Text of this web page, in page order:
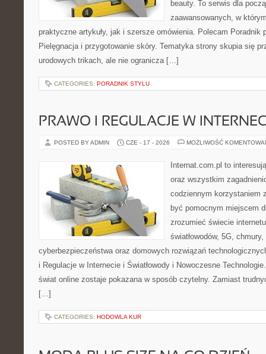
beauty. To serwis dla
zaawansowanych, w
praktyczne artykuły, jak i szersze omówienia. Polecam
Pielęgnacja i przygotowanie skóry. Tematyka strony skupia się
urodowych trikach, ale nie ogranicza […]
CATEGORIES: PORADNIK STYLU
PRAWO I REGULACJE W
POSTED BY ADMIN CZE - 17 - 2026 MOŻLIWOŚĆ
Internat.com.pl to
oraz wszystkim
codziennym korzystaniem
być pomocnym miejscem
zrozumieć świecie
światłowodów, 5G,
cyberbezpieczeństwa oraz domowych rozwiązań
i Regulacje w Internecie i Światłowody i Nowoczesne
świat online zostaje pokazana w sposób czytelny. Zamiast
[…]
CATEGORIES: HODOWLA KUR